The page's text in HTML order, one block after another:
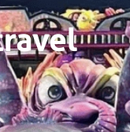
principale